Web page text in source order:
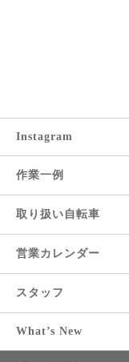
Instagram
作業一例
取り扱い自転車
営業カレンダー
スタッフ
What’s New